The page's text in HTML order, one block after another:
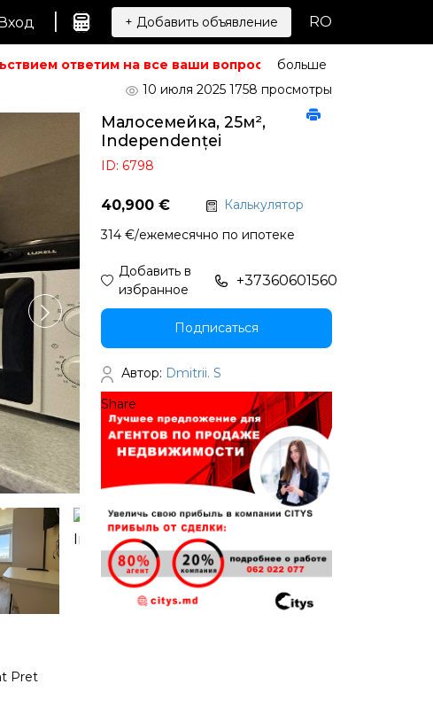
| + Добавить объявление RO
ответим на все ваши вопросы. Не можете найти то,
больше
Pret
10 июля 2025 1758 просмотры
Малосемейка, 25м²,
Independenței
ID: 6798
40,900 €
Калькулятор
314 €/ежемесячно по ипотеке
Добавить в
избранное
+37360601560
Подписаться
Автор: Dmitrii. S
Share